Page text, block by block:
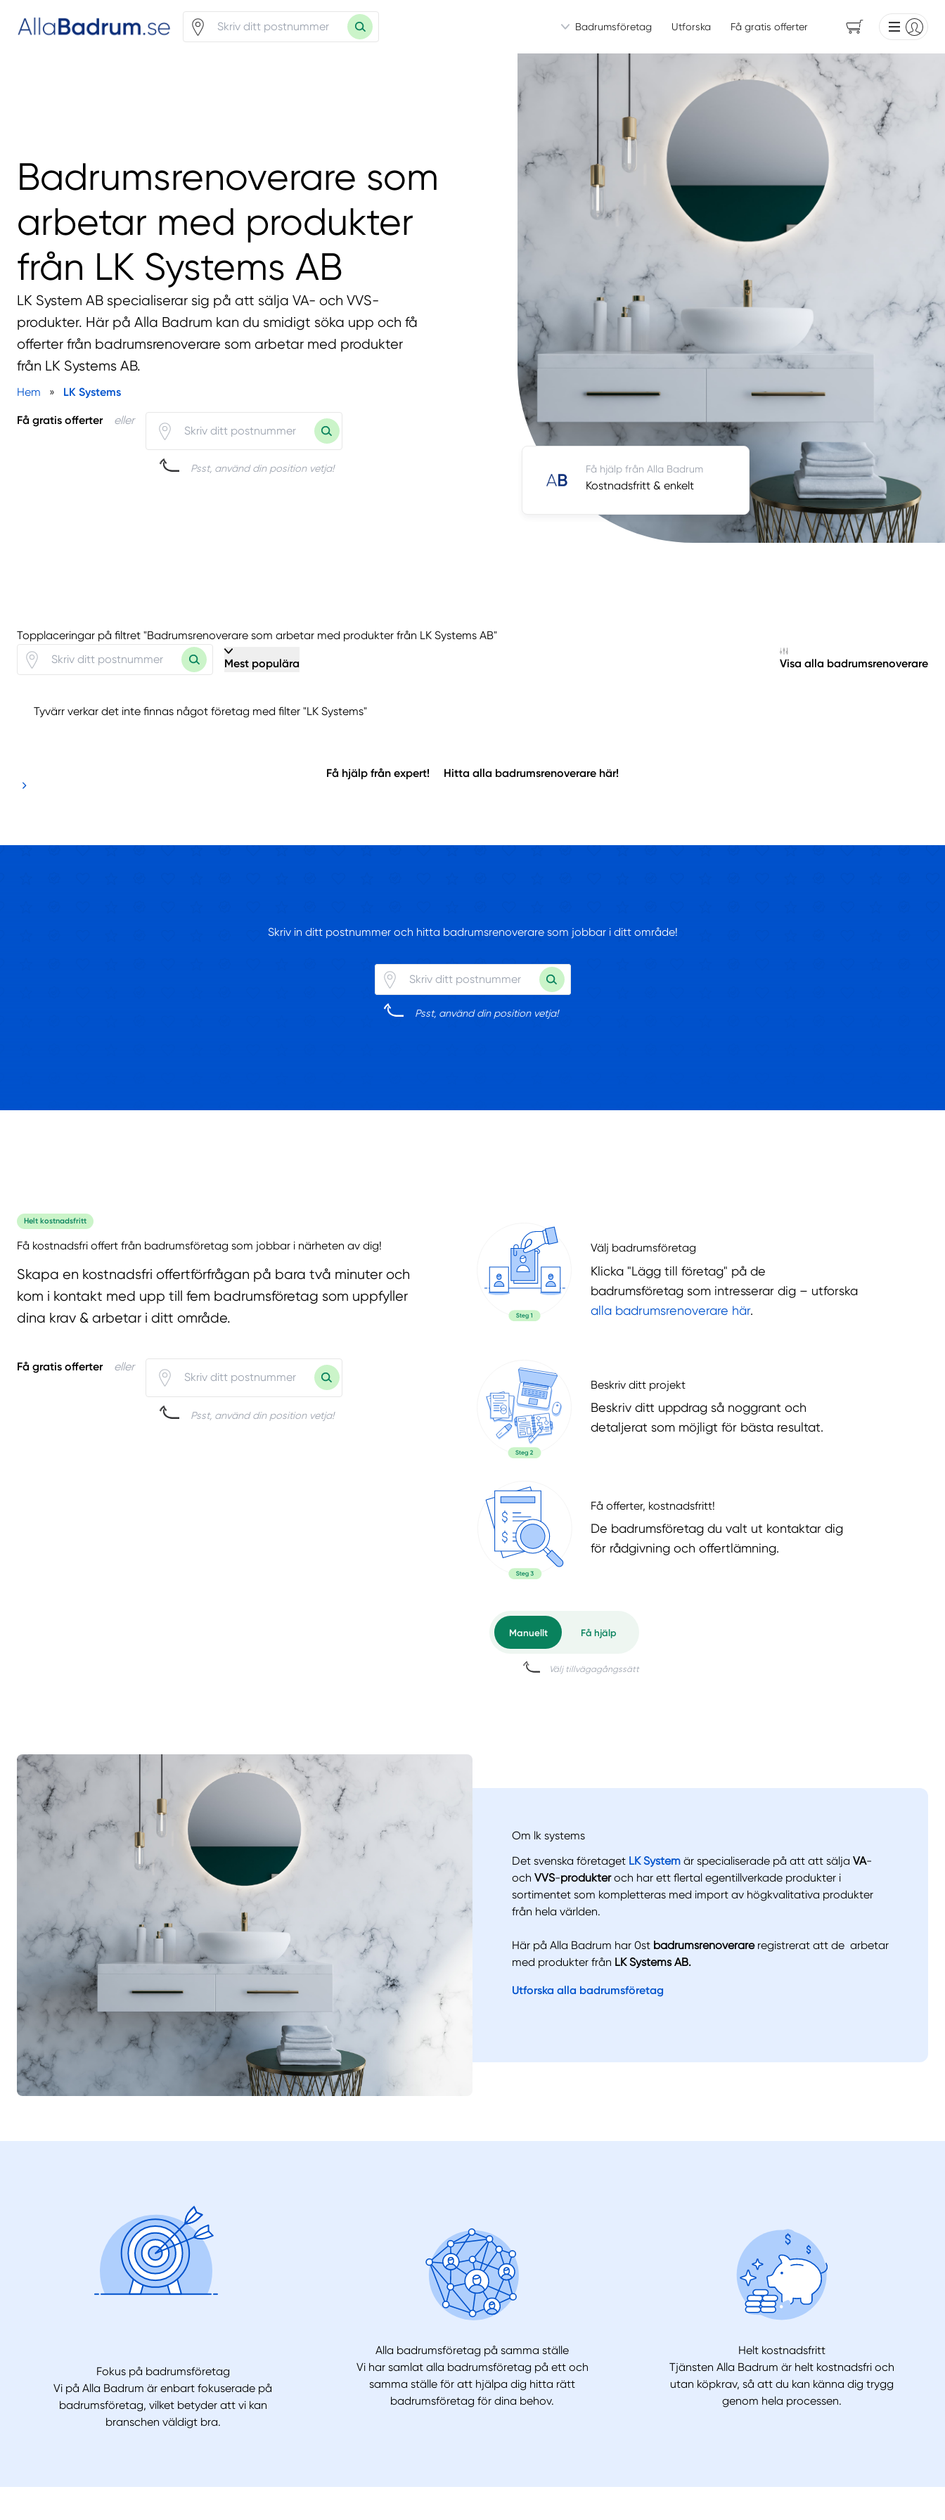
Badrumsföretag Utforska Få gratis offerter
Badrumsrenoverare som
arbetar med produkter
från LK Systems AB
LK System AB specialiserar sig på att sälja VA- och VVS-
produkter. Här på Alla Badrum kan du smidigt söka upp och få
offerter från badrumsrenoverare som arbetar med produkter
från LK Systems AB.
Hem » LK Systems
Få gratis offerter eller
Psst, använd din position vetja! Få hjälp från Alla Badrum
Kostnadsfritt & enkelt
Topplaceringar på filtret "Badrumsrenoverare som arbetar med produkter från LK Systems AB"
Mest populära Visa alla badrumsrenoverare
Tyvärr verkar det inte finnas något företag med filter "LK Systems"
Få hjälp från expert! Hitta alla badrumsrenoverare här!
Skriv in ditt postnummer och hitta badrumsrenoverare som jobbar i ditt område!
Psst, använd din position vetja!
Helt kostnadsfritt
Få kostnadsfri offert från badrumsföretag som jobbar i närheten av dig!
Skapa en kostnadsfri offertförfrågan på bara två minuter och
kom i kontakt med upp till fem badrumsföretag som uppfyller
dina krav & arbetar i ditt område.
Få gratis offerter eller
Psst, använd din position vetja!
Välj badrumsföretag
Klicka "Lägg till företag" på de
badrumsföretag som intresserar dig – utforska
alla badrumsrenoverare här.
Beskriv ditt projekt
Beskriv ditt uppdrag så noggrant och
detaljerat som möjligt för bästa resultat.
Få offerter, kostnadsfritt!
De badrumsföretag du valt ut kontaktar dig
för rådgivning och offertlämning.
Välj tillvägagångssätt
Om lk systems
Det svenska företaget LK System är specialiserade på att att sälja VA-
och VVS-produkteroch har ett flertal egentillverkade produkter i
sortimentet som kompletteras med import av högkvalitativa produkter
från hela världen.
Här på Alla Badrum har 0st badrumsrenoverare registrerat att de arbetar
med produkter från LK Systems AB.
Utforska alla badrumsföretag
Fokus på badrumsföretag
Vi på Alla Badrum är enbart fokuserade på
badrumsföretag, vilket betyder att vi kan
branschen väldigt bra.
Alla badrumsföretag på samma ställe
Vi har samlat alla badrumsföretag på ett och
samma ställe för att hjälpa dig hitta rätt
badrumsföretag för dina behov.
Helt kostnadsfritt
Tjänsten Alla Badrum är helt kostnadsfri och
utan köpkrav, så att du kan känna dig trygg
genom hela processen.